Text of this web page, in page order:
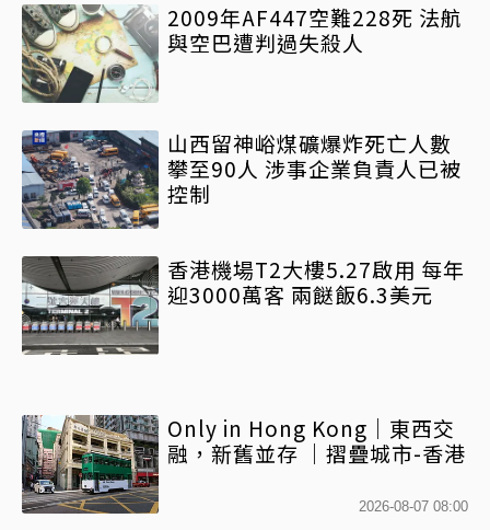
2009年AF447空難228死 法航
與空巴遭判過失殺人
山西留神峪煤礦爆炸死亡人數
攀至90人 涉事企業負責人已被
控制
香港機場T2大樓5.27啟用 每年
迎3000萬客 兩餸飯6.3美元
Only in Hong Kong｜東西交
融，新舊並存 ｜摺疊城市-香港
2026-08-07 08:00